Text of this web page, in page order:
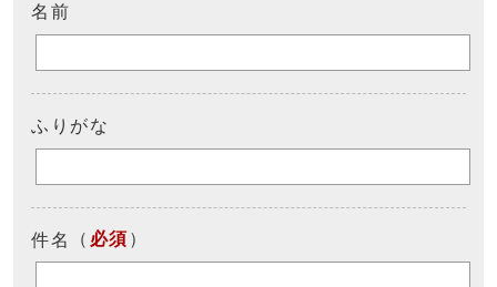
名前
ふりがな
件名 （ 必須 ）